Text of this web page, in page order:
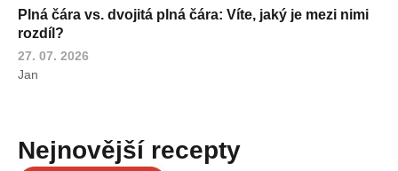
Plná čára vs. dvojitá plná čára: Víte, jaký je mezi nimi
rozdíl?
27. 07. 2026
Jan
Nejnovější recepty